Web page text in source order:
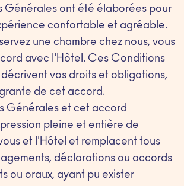
Générales ont été élaborées pour
confortable et agréable.
une chambre chez nous, vous
avec l'Hôtel. Ces Conditions
vos droits et obligations,
de cet accord.
Générales et cet accord
pleine et entière de
et l'Hôtel et remplacent tous
déclarations ou accords
ou oraux, ayant pu exister